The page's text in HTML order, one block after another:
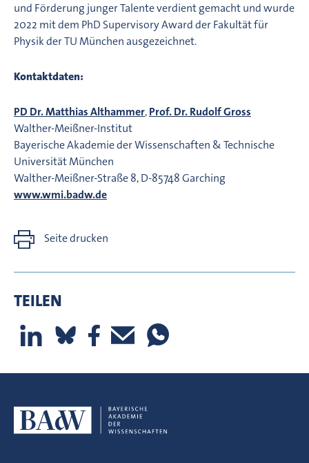
und Förderung junger Talente verdient gemacht und wurde
2022 mit dem PhD Supervisory Award der Fakultät für
Physik der TU München ausgezeichnet.
Kontaktdaten:
PD Dr. Matthias Althammer,Prof. Dr. Rudolf Gross
Walther-Meißner-Institut
Bayerische Akademie der Wissenschaften & Technische
Universität München
Walther-Meißner-Straße 8, D-85748 Garching
www.wmi.badw.de
Seite drucken
TEILEN